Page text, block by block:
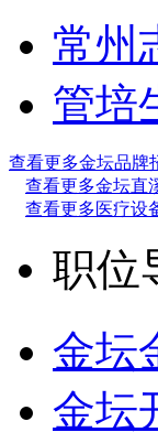
常州
管培
查看更多金坛品牌
查看更多金坛直
查看更多医疗设
职位
金坛
金坛